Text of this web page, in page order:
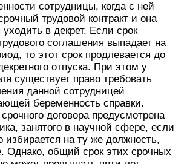
сотрудницы, когда с ней
трудовой контракт и она
уходить в декрет. Если срок
соглашения выпадает на
то этот срок продлевается до
отпуска. При этом у
существует право требовать
данной сотрудницей
беременность справки.
договора предусмотрена
занятого в научной сфере, если
избирается на ту же должность,
Однако, общий срок этих срочных